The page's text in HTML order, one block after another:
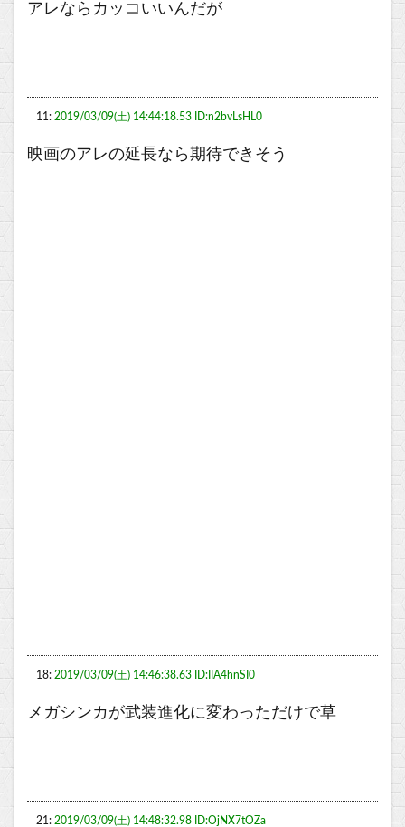
アレならカッコいいんだが
11: 2019/03/09(土) 14:44:18.53 ID:n2bvLsHL0
映画のアレの延長なら期待できそう
18: 2019/03/09(土) 14:46:38.63 ID:IIA4hnSI0
メガシンカが武装進化に変わっただけで草
21: 2019/03/09(土) 14:48:32.98 ID:OjNX7tOZa